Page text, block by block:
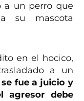
a un perro que
su mascota
en el hocico,
a un
se fue a juicio y
agresor debe